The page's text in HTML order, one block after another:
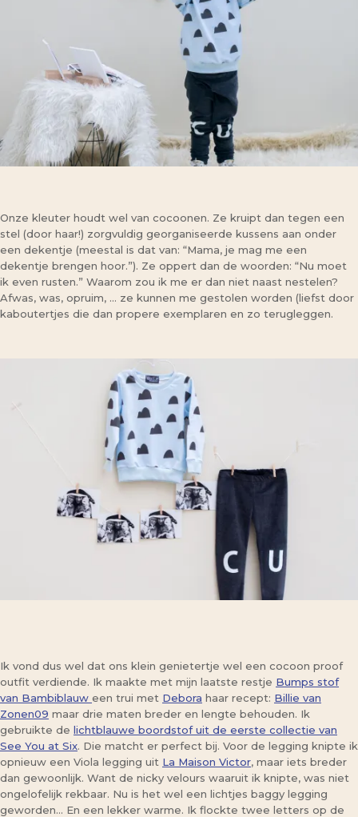
Onze kleuter houdt wel van cocoonen. Ze kruipt dan tegen een
stel (door haar!) zorgvuldig georganiseerde kussens aan onder
een dekentje (meestal is dat van: “Mama, je mag me een
dekentje brengen hoor.”). Ze oppert dan de woorden: “Nu moet
ik even rusten.” Waarom zou ik me er dan niet naast nestelen?
Afwas, was, opruim, … ze kunnen me gestolen worden (liefst door
kaboutertjes die dan propere exemplaren en zo terugleggen.
Ik vond dus wel dat ons klein genietertje wel een cocoon proof
outfit verdiende. Ik maakte met mijn laatste restje Bumps stof
van Bambiblauw een trui met Debora haar recept: Billie van
Zonen09 maar drie maten breder en lengte behouden. Ik
gebruikte de lichtblauwe boordstof uit de eerste collectie van
See You at Six. Die matcht er perfect bij. Voor de legging knipte ik
opnieuw een Viola legging uit La Maison Victor, maar iets breder
dan gewoonlijk. Want de nicky velours waaruit ik knipte, was niet
ongelofelijk rekbaar. Nu is het wel een lichtjes baggy legging
geworden… En een lekker warme. Ik flockte twee letters op de